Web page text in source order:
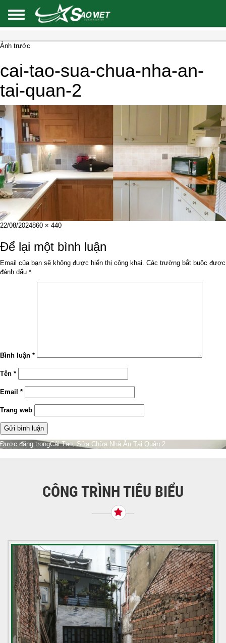
Ảnh trước
cai-tao-sua-chua-nha-an-
tai-quan-2
Đăng
ngày
22/08/2024Kích
đầy
đủ
860 × 440
Để lại một bình luận
Email của bạn sẽ không được hiển thị công khai. Các trường bắt buộc được
đánh dấu *
Bình luận *
Tên *
Email *
Trang web
Điều
Được đăng trongCải Tạo, Sửa Chữa Nhà Ăn Tại Quận 2
CÔNG TRÌNH TIÊU BIỂU